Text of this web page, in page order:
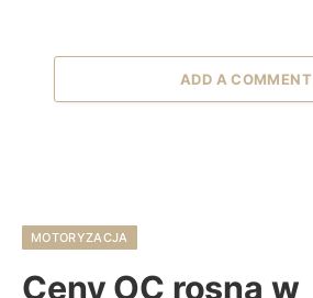
ADD A COMMENT
MOTORYZACJA
Ceny OC rosną w